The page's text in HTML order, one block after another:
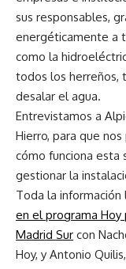
sus responsables,
energéticamente a
como la
todos los herreños,
desalar el agua.
Entrevistamos a
Hierro, para que
cómo funciona esta
gestionar la
Toda la información
en el programa Hoy
Madrid Sur con
Hoy, y Antonio